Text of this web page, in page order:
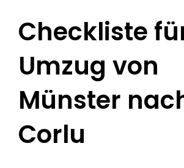
Checkliste
Umzug von
Münster
Corlu